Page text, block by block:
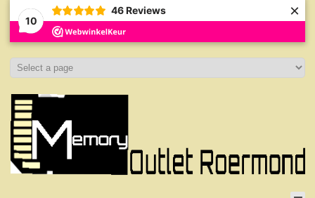
10
46 Reviews ×